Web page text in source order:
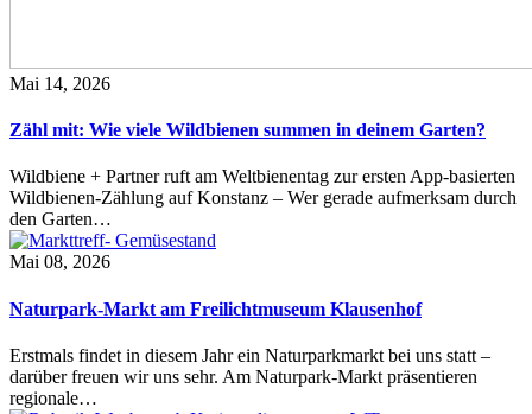
Mai 14, 2026
Zähl mit: Wie viele Wildbienen summen in deinem Garten?
Wildbiene + Partner ruft am Weltbienentag zur ersten App-basierten
Wildbienen-Zählung auf Konstanz – Wer gerade aufmerksam durch
den Garten…
Mai 08, 2026
Naturpark-Markt am Freilichtmuseum Klausenhof
Erstmals findet in diesem Jahr ein Naturparkmarkt bei uns statt –
darüber freuen wir uns sehr. Am Naturpark-Markt präsentieren
regionale…